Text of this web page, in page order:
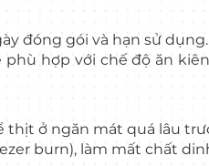
đóng gói và hạn sử dụng.
hợp với chế độ ăn
thịt ở ngăn mát quá lâu
burn), làm mất chất